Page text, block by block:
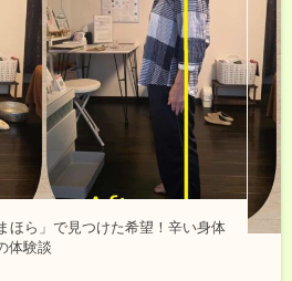
ほら」で見つけた希望！辛い身体
体験談